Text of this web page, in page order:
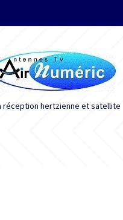
réception hertzienne et satellite